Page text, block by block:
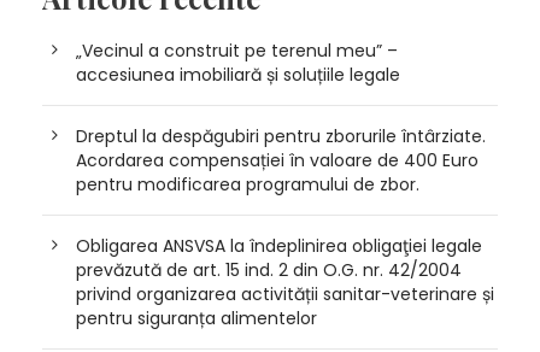
„Vecinul a construit pe terenul meu” –
accesiunea imobiliară și soluțiile legale
Dreptul la despăgubiri pentru zborurile întârziate.
Acordarea compensației în valoare de 400 Euro
pentru modificarea programului de zbor.
Obligarea ANSVSA la îndeplinirea obligaţiei legale
prevăzută de art. 15 ind. 2 din O.G. nr. 42/2004
privind organizarea activității sanitar-veterinare și
pentru siguranța alimentelor